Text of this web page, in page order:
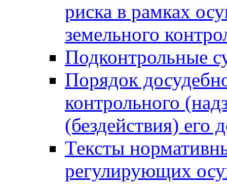
риска в рамках
земельного
Подконтрольные
Порядок
контрольного
(бездействия)
Тексты
регулирующих